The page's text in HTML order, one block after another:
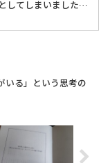
してしまいました。
いる」という思考の